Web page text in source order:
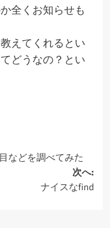
全くお知らせも
えてくれるとい
どうなの？とい
などを調べてみた
次へ:
ナイスなfind